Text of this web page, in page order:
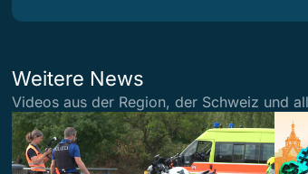
Weitere News
Videos aus der Region, der Schweiz und